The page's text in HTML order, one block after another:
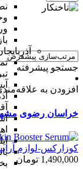
جستجو پیشرفته
افزودن به
خراسان رضوی
1,490,000 تومان